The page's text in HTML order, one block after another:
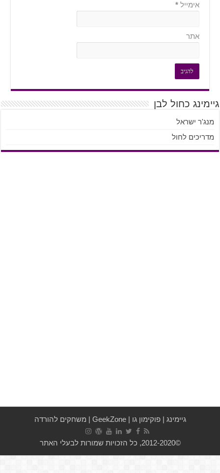
אימייל*
אתר
כחול לבן
ישראל
לחול
גיימינג|פוקימון גו|
GeekZone
|משחקים להורדה